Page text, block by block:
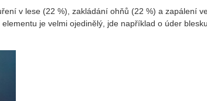
v lese (22 %), zakládání ohňů (22 %) a zapálení
je velmi ojedinělý, jde například o úder